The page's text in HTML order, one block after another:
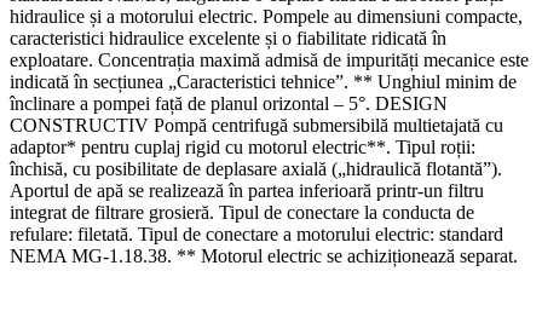
hidraulice și a motorului electric. Pompele au dimensiuni compacte,
caracteristici hidraulice excelente și o fiabilitate ridicată în
exploatare. Concentrația maximă admisă de impurități mecanice este
indicată în secțiunea „Caracteristici tehnice”. ** Unghiul minim de
înclinare a pompei față de planul orizontal – 5°. DESIGN
CONSTRUCTIV Pompă centrifugă submersibilă multietajată cu
adaptor* pentru cuplaj rigid cu motorul electric**. Tipul roții:
închisă, cu posibilitate de deplasare axială („hidraulică flotantă”).
Aportul de apă se realizează în partea inferioară printr-un filtru
integrat de filtrare grosieră. Tipul de conectare la conducta de
refulare: filetată. Tipul de conectare a motorului electric: standard
NEMA MG-1.18.38. ** Motorul electric se achiziționează separat.